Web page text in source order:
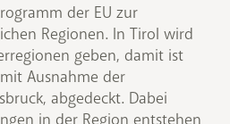
der EU zur
Regionen. In Tirol wird
geben, damit ist
Ausnahme der
abgedeckt. Dabei
in der Region entstehen